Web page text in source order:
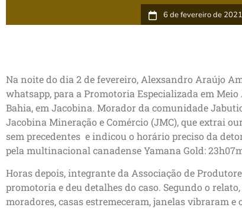
6 de fevereiro de 2021
Na noite do dia 2 de fevereiro, Alexsandro Araújo
whatsapp, para a Promotoria Especializada em
Bahia, em Jacobina. Morador da comunidade
Jacobina Mineração e Comércio (JMC), que extrai
sem precedentes e indicou o horário preciso da
pela multinacional canadense Yamana Gold:
Horas depois, integrante da Associação de
promotoria e deu detalhes do caso. Segundo o
moradores, casas estremeceram, janelas vibraram